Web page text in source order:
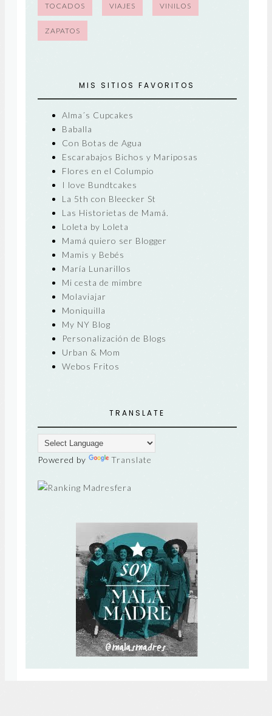
TOCADOS VIAJES VINILOS
ZAPATOS
MIS SITIOS FAVORITOS
Alma´s Cupcakes
Baballa
Con Botas de Agua
Escarabajos Bichos y Mariposas
Flores en el Columpio
I love Bundtcakes
La 5th con Bleecker St
Las Historietas de Mamá.
Loleta by Loleta
Mamá quiero ser Blogger
Mamis y Bebés
María Lunarillos
Mi cesta de mimbre
Molaviajar
Moniquilla
My NY Blog
Personalización de Blogs
Urban & Mom
Webos Fritos
TRANSLATE
Powered by Translate